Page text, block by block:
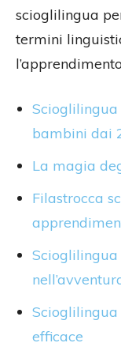
scioglilingua
termini
bambini dai
La magia
Filastrocca
efficace